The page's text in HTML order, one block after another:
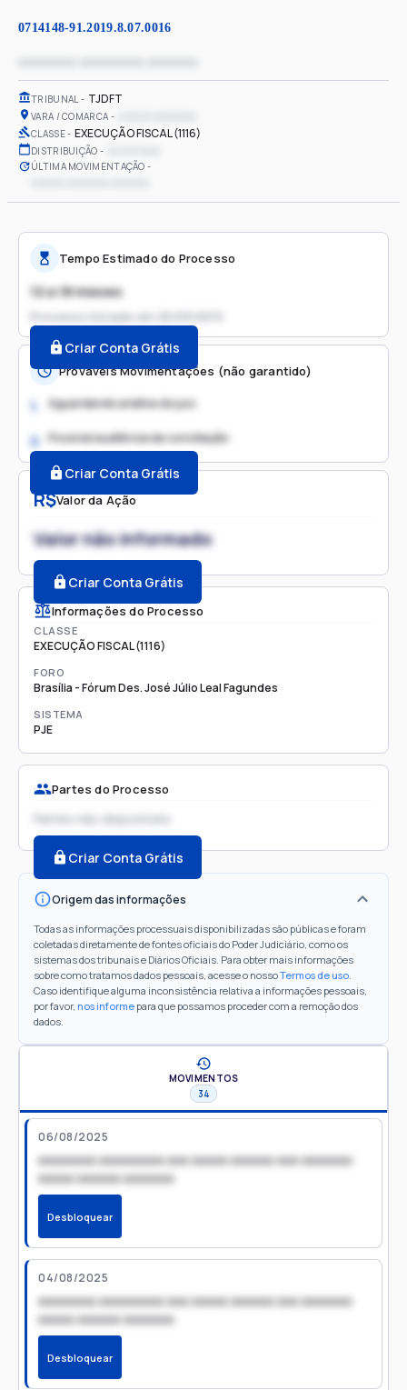
0714148-91.2019.8.07.0016
TRIBUNAL TJDFT
VARA / COMARCA
CLASSE EXECUÇÃO FISCAL (1116)
DISTRIBUIÇÃO
ÚLTIMA MOVIMENTAÇÃO
R$Valor da Ação
Valor não informado
Criar Conta Grátis
Informações do Processo
CLASSE
EXECUÇÃO FISCAL (1116)
FORO
Brasília - Fórum Des. José Júlio Leal Fagundes
SISTEMA
PJE
Partes do Processo
Partes não disponíveis
Criar Conta Grátis
Origem das informações
Todas as informações processuais disponibilizadas são públicas e foram
coletadas diretamente de fontes oficiais do Poder Judiciário, como os
sistemas dos tribunais e Diários Oficiais. Para obter mais informações
sobre como tratamos dados pessoais, acesse o nossoTermos de uso.
Caso identifique alguma inconsistência relativa a informações pessoais,
por favor, nos informe para que possamos proceder com a remoção dos
dados.
Tempo Estimado do Processo
12 a 18 meses
Processo iniciado em
Criar Conta Grátis
Prováveis Movimentações (não garantido)
1. Aguardando análise do juiz
2. Possível audiência de conciliação
Criar Conta Grátis
MOVIMENTOS
34
06/08/2025
xxxxxxxx xxxxxxxxx xxx xxxxx xxxxxx xxx xxxxxxx
xxxxx xxxxxx xxxxxxx
Desbloquear
04/08/2025
xxxxxxxx xxxxxxxxx xxx xxxxx xxxxxx xxx xxxxxxx
xxxxx xxxxxx xxxxxxx
Desbloquear